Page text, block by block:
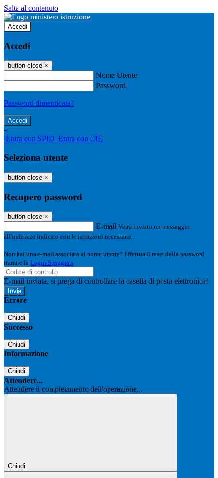
Salta al contenuto
Accedi
Accedi
button close ×
Nome Utente
Password
Password dimenticata?
-
Entra con SPID Entra con CIE
Seleziona utente
button close ×
Recupero password
button close ×
E-mail Verrà inviato un messaggio
all'indirizzo indicato con le istruzioni necessarie.
Non hai una e-mail associata al nome utente? Effettua il reset della password
tramite la Login Spaggiari
E-mail inviata, si prega di controllare la casella di posta elettronica!
Errore
Chiudi
Successo
Chiudi
Informazione
Chiudi
Attendere...
Attendere il completamento dell'operazione...
Chiudi